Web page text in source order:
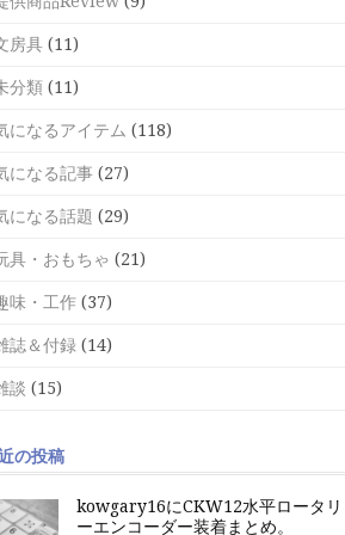
房具 (11)
分類 (11)
になるアイテム (118)
になる記事 (27)
になる話題 (29)
具・おもちゃ (21)
味・工作 (37)
誌＆付録 (14)
談 (15)
の投稿
kowgary16にCKW12水平ロータリ
ーエンコーダー装着まとめ。